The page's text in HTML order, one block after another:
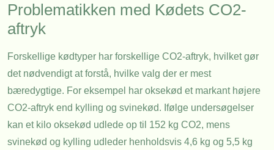
Problematikken med Kødets CO2-
aftryk
Forskellige kødtyper har forskellige CO2-aftryk, hvilket gør
det nødvendigt at forstå, hvilke valg der er mest
bæredygtige. For eksempel har oksekød et markant højere
CO2-aftryk end kylling og svinekød. Ifølge undersøgelser
kan et kilo oksekød udlede op til 152 kg CO2, mens
svinekød og kylling udleder henholdsvis 4,6 kg og 5,5 kg